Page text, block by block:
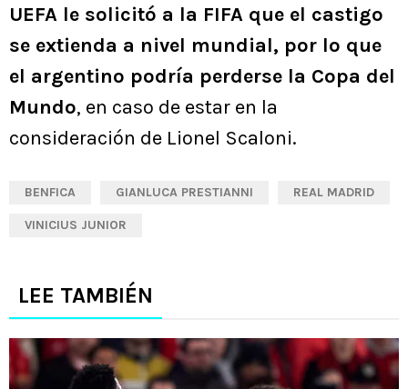
UEFA le solicitó a la FIFA que el castigo
se extienda a nivel mundial, por lo que
el argentino podría perderse la Copa del
Mundo, en caso de estar en la
consideración de Lionel Scaloni.
BENFICA GIANLUCA PRESTIANNI REAL MADRID
VINICIUS JUNIOR
LEE TAMBIÉN